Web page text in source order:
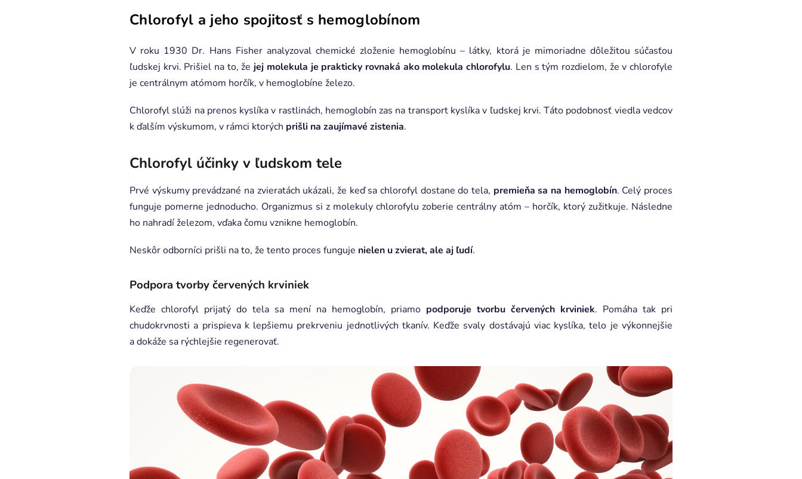
Chlorofyl a jeho spojitosť s hemoglobínom
V roku 1930 Dr. Hans Fisher analyzoval chemické zloženie hemoglobínu – látky, ktorá je mimoriadne dôležitou súčasťou
ľudskej krvi. Prišiel na to, že jej molekula je prakticky rovnaká ako molekula chlorofylu. Len s tým rozdielom, že v chlorofyle
je centrálnym atómom horčík, v hemoglobíne železo.
Chlorofyl slúži na prenos kyslíka v rastlinách, hemoglobín zas na transport kyslíka v ľudskej krvi. Táto podobnosť viedla vedcov
k ďalším výskumom, v rámci ktorých prišli na zaujímavé zistenia.
Chlorofyl účinky v ľudskom tele
Prvé výskumy prevádzané na zvieratách ukázali, že keď sa chlorofyl dostane do tela, premieňa sa na hemoglobín. Celý proces
funguje pomerne jednoducho. Organizmus si z molekuly chlorofylu zoberie centrálny atóm – horčík, ktorý zužitkuje. Následne
ho nahradí železom, vďaka čomu vznikne hemoglobín.
Neskôr odborníci prišli na to, že tento proces funguje nielen u zvierat, ale aj ľudí.
Podpora tvorby červených krviniek
Keďže chlorofyl prijatý do tela sa mení na hemoglobín, priamo podporuje tvorbu červených krviniek. Pomáha tak pri
chudokrvnosti a prispieva k lepšiemu prekrveniu jednotlivých tkanív. Keďže svaly dostávajú viac kyslíka, telo je výkonnejšie
a dokáže sa rýchlejšie regenerovať.